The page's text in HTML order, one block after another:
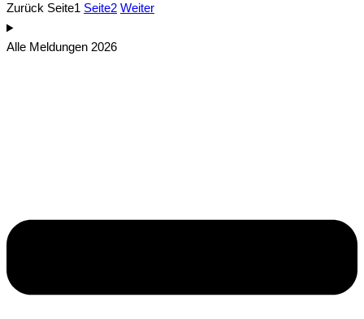
Zurück Seite1 Seite2 Weiter
Alle Meldungen 2026